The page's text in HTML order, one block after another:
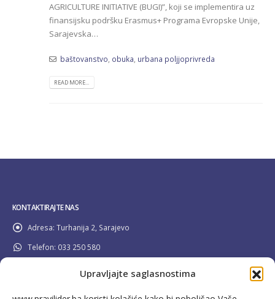
Upravljajte saglasnostima
AGRICULTURE INITIATIVE (BUGI)”, koji se implementira uz
finansijsku podršku Erasmus+ Programa Evropske Unije,
Sarajevska…
baštovanstvo obuka urbana poljjoprivreda
READ MORE...
KONTAKTIRAJTE NAS
Adresa: Turhanija 2, Sarajevo
Telefon: 033 250 580